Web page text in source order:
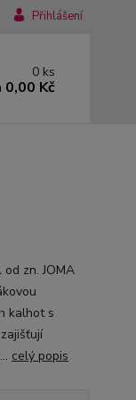
Přihlášení
0 ks
0,00 Kč
zn. JOMA
kalhot s
celý popis